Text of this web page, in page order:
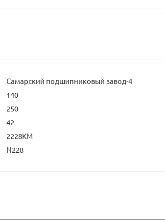
Самарский подшипниковый завод-4
140
250
42
2228КM
N228